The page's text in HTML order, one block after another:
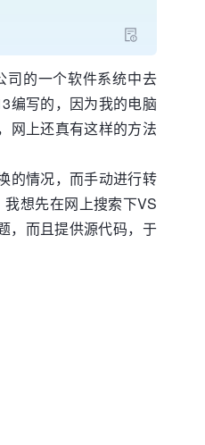
司的一个软件系统中去
编写的，因为我的电脑
网上还真有这样的方法
的情况，而手动进行转
想先在网上搜索下VS
，而且提供源代码，于